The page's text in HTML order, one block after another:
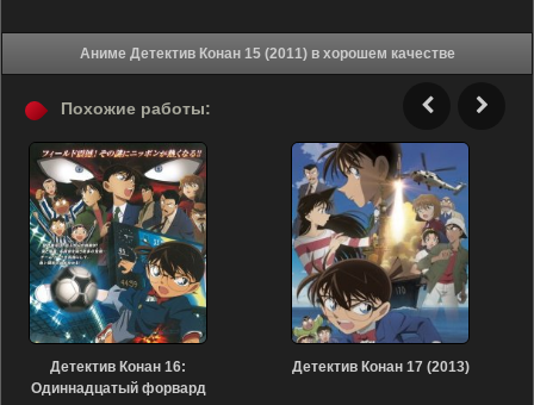
Аниме Детектив Конан 15 (2011) в хорошем качестве
Похожие работы:
Детектив Конан 16:
Одиннадцатый форвард
Детектив Конан 17 (2013)